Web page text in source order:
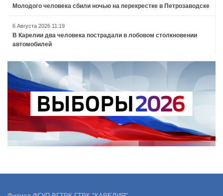
Молодого человека сбили ночью на перекрестке в Петрозаводске
6 Августа 2026 11:19
В Карелии два человека пострадали в лобовом столкновении
автомобилей